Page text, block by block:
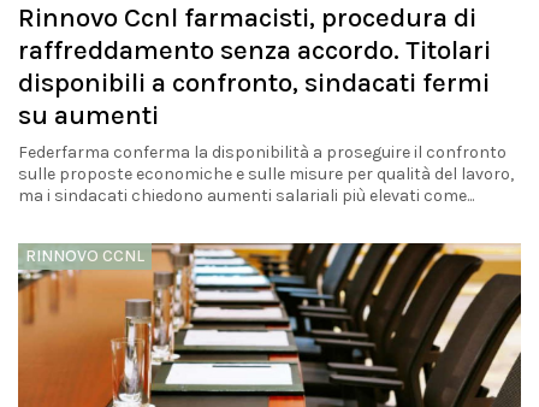
Rinnovo Ccnl farmacisti, procedura di
raffreddamento senza accordo. Titolari
disponibili a confronto, sindacati fermi
su aumenti
Federfarma conferma la disponibilità a proseguire il confronto
sulle proposte economiche e sulle misure per qualità del lavoro,
ma i sindacati chiedono aumenti salariali più elevati come...
RINNOVO CCNL